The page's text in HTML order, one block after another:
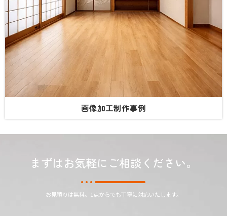
画像加工制作事例
まずはお気軽にご相談ください。
お見積りは無料。1点からでも丁寧に対応いたします。